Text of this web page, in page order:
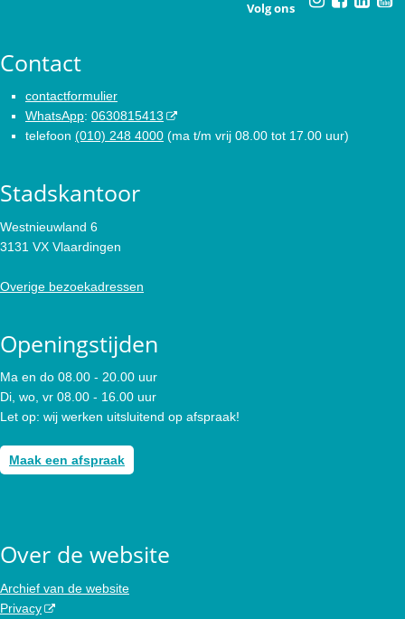
Volg ons
Contact
contactformulier
WhatsApp: 0630815413
telefoon (010) 248 4000 (ma t/m vrij 08.00 tot 17.00 uur)
Stadskantoor
Westnieuwland 6
3131 VX Vlaardingen
Overige bezoekadressen
Openingstijden
Ma en do 08.00 - 20.00 uur
Di, wo, vr 08.00 - 16.00 uur
Let op: wij werken uitsluitend op afspraak!
Maak een afspraak
Over de website
Archief van de website
Privacy